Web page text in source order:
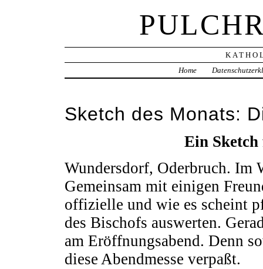
Home
Sketch des Monats:
Ein Sketch
Wundersdorf, Oderbruch. Im
Gemeinsam mit einigen
offizielle und wie es scheint
des Bischofs auswerten.
am Eröffnungsabend. Denn
diese Abendmesse verpaßt.